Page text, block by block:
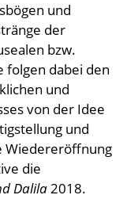
und
der
bzw.
folgen dabei den
und
von der Idee
und
Wiedereröffnung
die
Dalila2018.